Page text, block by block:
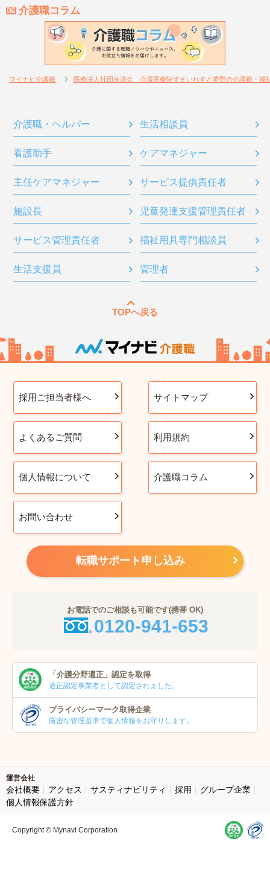
介護職コラム
マイナビ介護職 医療法人社団良清会 介護医療院すまいれすと夢野の介護職・福
介護職・ヘルパー 生活相談員
看護助手 ケアマネジャー
主任ケアマネジャー サービス提供責任者
施設長 児童発達支援管理責任者
サービス管理責任者 福祉用具専門相談員
生活支援員 管理者
TOPへ戻る
採用ご担当者様へ サイトマップ
よくあるご質問 利用規約
個人情報について 介護職コラム
お問い合わせ
転職サポート申し込み
お電話でのご相談も可能です(携帯 OK)
0120-941-653
「介護分野適正」 認定を取得
適正認定事業者として認定されました。
プライバシーマーク取得企業
厳密な管理基準で個人情報をお守りします。
運営会社
会社概要 アクセス サスティナビリティ 採用
グループ企業
個人情報保護方針
Copyright © Mynavi Corporation